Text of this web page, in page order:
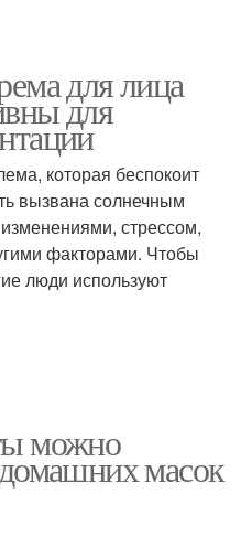
для лица
для
которая беспокоит
вызвана солнечным
стрессом,
факторами. Чтобы
люди используют
можно
масок